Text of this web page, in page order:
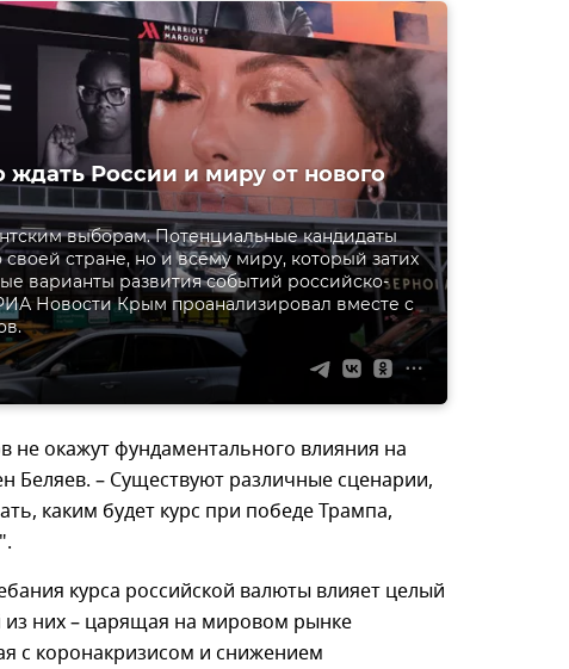
ждать России и миру от нового
выборам. Потенциальные кандидаты
стране, но и всему миру, который затих
варианты развития событий российско-
Новости Крым проанализировал вместе с
не окажут фундаментального влияния на
Беляев. – Существуют различные сценарии,
каким будет курс при победе Трампа,
курса российской валюты влияет целый
них – царящая на мировом рынке
с коронакризисом и снижением